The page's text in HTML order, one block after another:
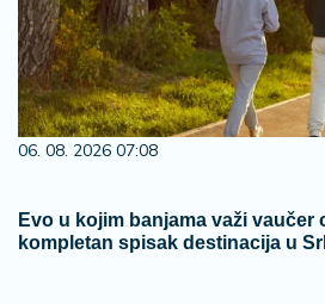
06. 08. 2026 07:08
Evo u kojim banjama važi vaučer
kompletan spisak destinacija u